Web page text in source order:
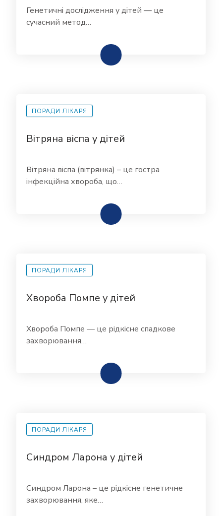
Генетичні дослідження у дітей — це
сучасний метод…
ПОРАДИ ЛІКАРЯ
Вітряна віспа у дітей
Вітряна віспа (вітрянка) – це гостра
інфекційна хвороба, що…
ПОРАДИ ЛІКАРЯ
Хвороба Помпе у дітей
Хвороба Помпе — це рідкісне спадкове
захворювання…
ПОРАДИ ЛІКАРЯ
Синдром Ларона у дітей
Синдром Ларона – це рідкісне генетичне
захворювання, яке…